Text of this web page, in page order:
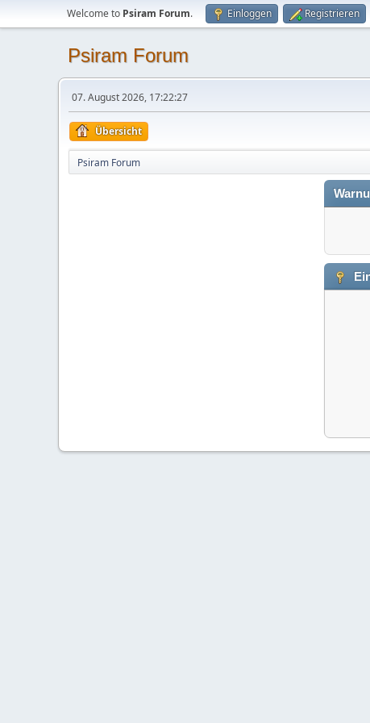
Welcome to Psiram Forum. Einloggen Registrieren
Psiram Forum
07. August 2026, 17:22:27
Übersicht
Psiram Forum